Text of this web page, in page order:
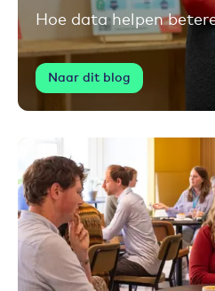
Hoe data helpen
Naar dit blog